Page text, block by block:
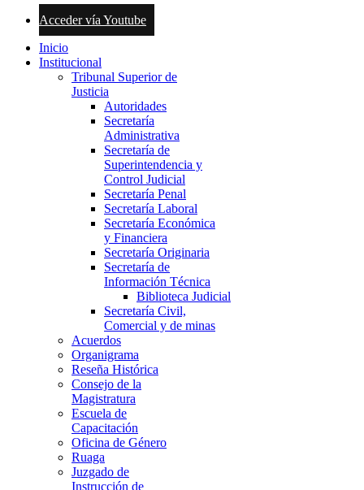
Acceder vía Youtube
Inicio
Institucional
Tribunal Superior de
Justicia
Autoridades
Secretaría
Administrativa
Secretaría de
Superintendencia y
Control Judicial
Secretaría Penal
Secretaría Laboral
Secretaría Económica
y Financiera
Secretaría Originaria
Secretaría de
Información Técnica
Biblioteca Judicial
Secretaría Civil,
Comercial y de minas
Acuerdos
Organigrama
Reseña Histórica
Consejo de la
Magistratura
Escuela de
Capacitación
Oficina de Género
Ruaga
Juzgado de
Instrucción de